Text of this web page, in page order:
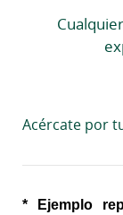
Acércate por
* Ejemplo